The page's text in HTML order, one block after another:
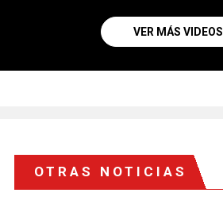
VER MÁS VIDEOS
OTRAS NOTICIAS